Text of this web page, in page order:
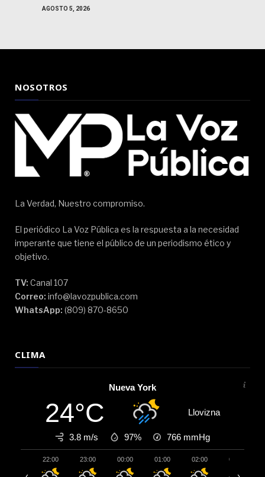
AGOSTO 5, 2026
NOSOTROS
La Verdad, Nuestro compromiso.
El periódico La Voz Pública es la respuesta a la necesidad
imperante que tiene el público de un periodismo ético y
objetivo.
TV: Canal 107
Correo: info@lavozpublica.com
WhatsApp: (809) 870-8650
CLIMA
Nueva York
24°C Llovizna
3.8 m/s 97% 766 mmHg
22:00 23:00 00:00 01:00 02:00 03:00